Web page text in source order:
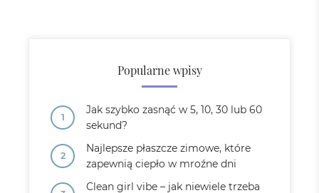
Popularne wpisy
Jak szybko zasnąć w 5, 10, 30 lub 60
sekund?
Najlepsze płaszcze zimowe, które
zapewnią ciepło w mroźne dni
Clean girl vibe – jak niewiele trzeba